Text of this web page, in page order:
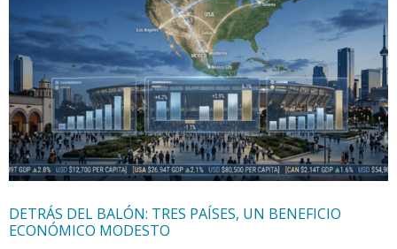
Colaboradores
Internacional
Cultura
DETRÁS DEL BALÓN: TRES PAÍSES, UN BENEFICIO
ECONÓMICO MODESTO